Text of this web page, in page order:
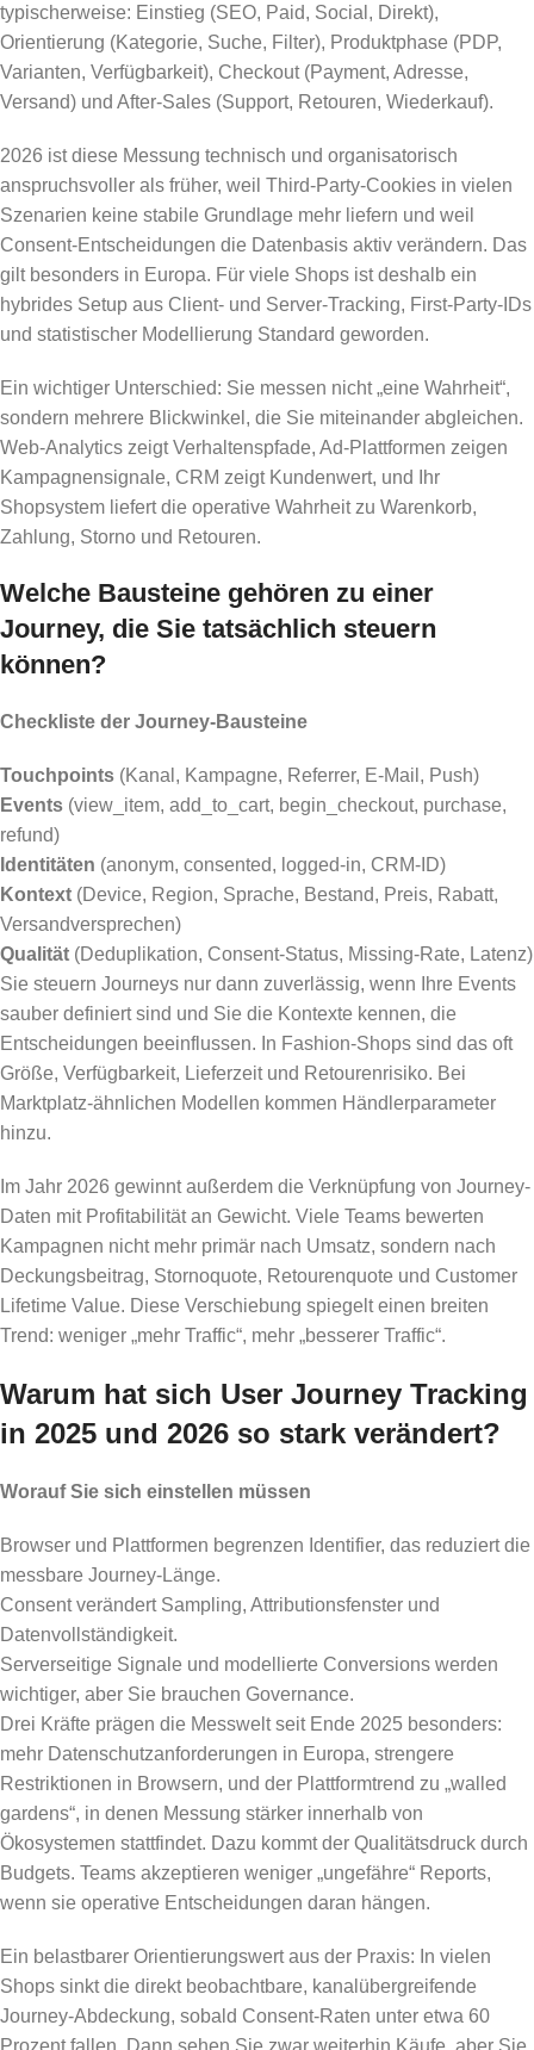
typischerweise: Einstieg (SEO, Paid, Social, Direkt),
Orientierung (Kategorie, Suche, Filter), Produktphase (PDP,
Varianten, Verfügbarkeit), Checkout (Payment, Adresse,
Versand) und After-Sales (Support, Retouren, Wiederkauf).
2026 ist diese Messung technisch und organisatorisch
anspruchsvoller als früher, weil Third-Party-Cookies in vielen
Szenarien keine stabile Grundlage mehr liefern und weil
Consent-Entscheidungen die Datenbasis aktiv verändern. Das
gilt besonders in Europa. Für viele Shops ist deshalb ein
hybrides Setup aus Client- und Server-Tracking, First-Party-IDs
und statistischer Modellierung Standard geworden.
Ein wichtiger Unterschied: Sie messen nicht „eine Wahrheit“,
sondern mehrere Blickwinkel, die Sie miteinander abgleichen.
Web-Analytics zeigt Verhaltenspfade, Ad-Plattformen zeigen
Kampagnensignale, CRM zeigt Kundenwert, und Ihr
Shopsystem liefert die operative Wahrheit zu Warenkorb,
Zahlung, Storno und Retouren.
Welche Bausteine gehören zu einer
Journey, die Sie tatsächlich steuern
können?
Checkliste der Journey-Bausteine
Touchpoints (Kanal, Kampagne, Referrer, E-Mail, Push)
Events (view_item, add_to_cart, begin_checkout, purchase,
refund)
Identitäten (anonym, consented, logged-in, CRM-ID)
Kontext (Device, Region, Sprache, Bestand, Preis, Rabatt,
Versandversprechen)
Qualität (Deduplikation, Consent-Status, Missing-Rate, Latenz)
Sie steuern Journeys nur dann zuverlässig, wenn Ihre Events
sauber definiert sind und Sie die Kontexte kennen, die
Entscheidungen beeinflussen. In Fashion-Shops sind das oft
Größe, Verfügbarkeit, Lieferzeit und Retourenrisiko. Bei
Marktplatz-ähnlichen Modellen kommen Händlerparameter
hinzu.
Im Jahr 2026 gewinnt außerdem die Verknüpfung von Journey-
Daten mit Profitabilität an Gewicht. Viele Teams bewerten
Kampagnen nicht mehr primär nach Umsatz, sondern nach
Deckungsbeitrag, Stornoquote, Retourenquote und Customer
Lifetime Value. Diese Verschiebung spiegelt einen breiten
Trend: weniger „mehr Traffic“, mehr „besserer Traffic“.
Warum hat sich User Journey Tracking
in 2025 und 2026 so stark verändert?
Worauf Sie sich einstellen müssen
Browser und Plattformen begrenzen Identifier, das reduziert die
messbare Journey-Länge.
Consent verändert Sampling, Attributionsfenster und
Datenvollständigkeit.
Serverseitige Signale und modellierte Conversions werden
wichtiger, aber Sie brauchen Governance.
Drei Kräfte prägen die Messwelt seit Ende 2025 besonders:
mehr Datenschutzanforderungen in Europa, strengere
Restriktionen in Browsern, und der Plattformtrend zu „walled
gardens“, in denen Messung stärker innerhalb von
Ökosystemen stattfindet. Dazu kommt der Qualitätsdruck durch
Budgets. Teams akzeptieren weniger „ungefähre“ Reports,
wenn sie operative Entscheidungen daran hängen.
Ein belastbarer Orientierungswert aus der Praxis: In vielen
Shops sinkt die direkt beobachtbare, kanalübergreifende
Journey-Abdeckung, sobald Consent-Raten unter etwa 60
Prozent fallen. Dann sehen Sie zwar weiterhin Käufe, aber Sie